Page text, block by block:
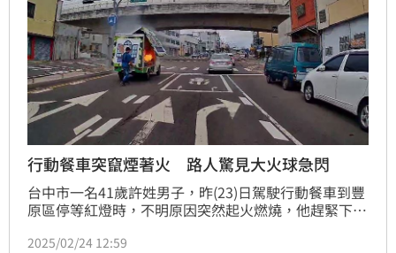
行動餐車突竄煙著火 路人驚見大火球急閃
台中市一名41歲許姓男子，昨(23)日駕駛行動餐車到豐
原區停等紅燈時，不明原因突然起火燃燒，他趕緊下車
幫忙拿滅火器撲滅，才避免火勢擴大延燒，消防隊員到
2025/02/24 12:59